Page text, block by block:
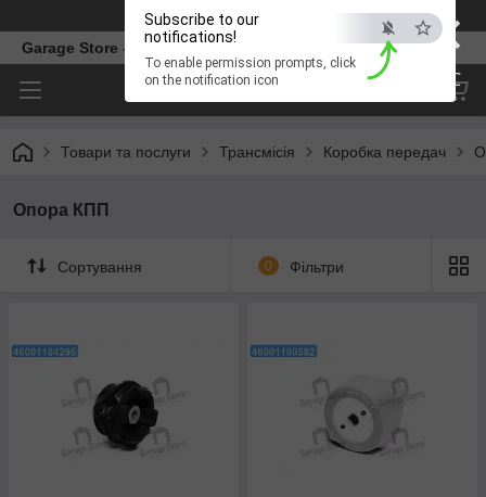
×
ESC
Subscribe to our
notifications!
To enable permission prompts, click
on the notification icon
Телефон
Garage Store – інтернет магазин автозапчастин.
Товари та послуги Трансмісія Коробка передач
Опора КПП
Сортування 0 Фільтри